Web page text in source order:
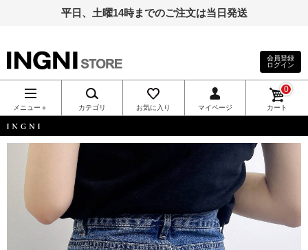
平日、土曜14時までのご注文は当日発送
INGNI（イン
グ）公式通
販｜INGNI
STORE
会員登録
ログイン
メニュー＋ カテゴリ お気に入り マイページ カート
0
INGNI